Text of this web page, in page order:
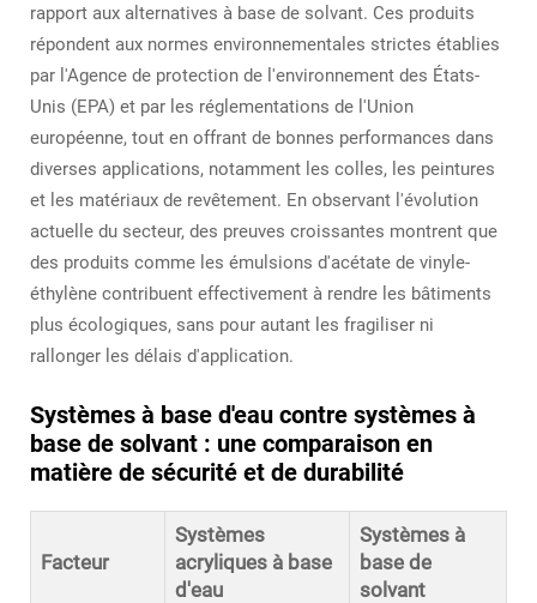
rapport aux alternatives à base de solvant. Ces produits
répondent aux normes environnementales strictes établies
par l'Agence de protection de l'environnement des États-
Unis (EPA) et par les réglementations de l'Union
européenne, tout en offrant de bonnes performances dans
diverses applications, notamment les colles, les peintures
et les matériaux de revêtement. En observant l'évolution
actuelle du secteur, des preuves croissantes montrent que
des produits comme les émulsions d'acétate de vinyle-
éthylène contribuent effectivement à rendre les bâtiments
plus écologiques, sans pour autant les fragiliser ni
rallonger les délais d'application.
Systèmes à base d'eau contre systèmes à
base de solvant : une comparaison en
matière de sécurité et de durabilité
Facteur
Systèmes
acryliques à base
d'eau
Systèmes à
base de
solvant